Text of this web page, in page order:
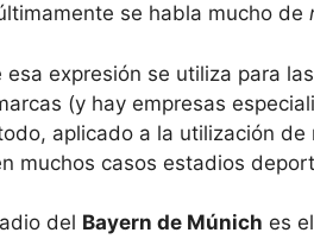
se habla mucho de
esa expresión se utiliza para
(y hay empresas
aplicado a la utilización
muchos casos estadios
del Bayern de Múnich es el